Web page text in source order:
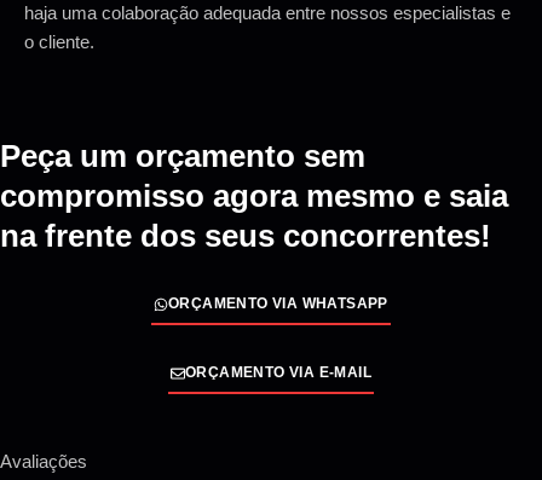
haja uma colaboração adequada entre nossos especialistas e
o cliente.
Peça um orçamento sem
compromisso agora mesmo e saia
na frente dos seus concorrentes!
ORÇAMENTO VIA WHATSAPP
ORÇAMENTO VIA E-MAIL
Avaliações